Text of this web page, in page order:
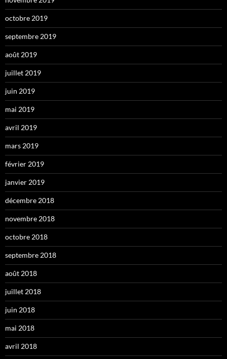
octobre 2019
septembre 2019
août 2019
juillet 2019
juin 2019
mai 2019
avril 2019
mars 2019
février 2019
janvier 2019
décembre 2018
novembre 2018
octobre 2018
septembre 2018
août 2018
juillet 2018
juin 2018
mai 2018
avril 2018